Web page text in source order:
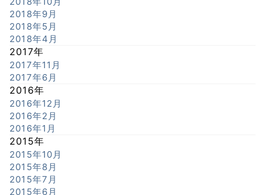
2018年9月
2018年5月
2018年4月
2017年
2017年11月
2017年6月
2016年
2016年12月
2016年2月
2016年1月
2015年
2015年10月
2015年8月
2015年7月
2015年6月